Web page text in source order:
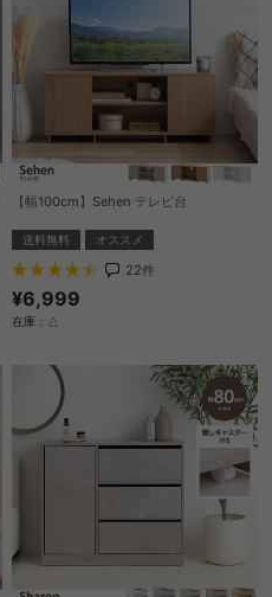
【幅100cm】Sehen テレビ台
送料無料 オススメ
22件
¥6,999
在庫：△